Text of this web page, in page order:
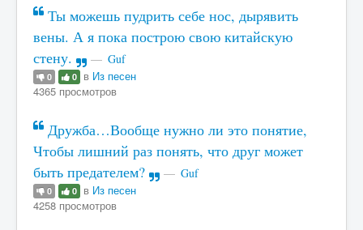
Ты можешь пудрить себе нос, дырявить
вены. А я пока построю свою китайскую
стену.
Guf
0 0 в Из песен
4365 просмотров
Дружба…Вообще нужно ли это понятие,
Чтобы лишний раз понять, что друг может
быть предателем?
Guf
0 0 в Из песен
4258 просмотров